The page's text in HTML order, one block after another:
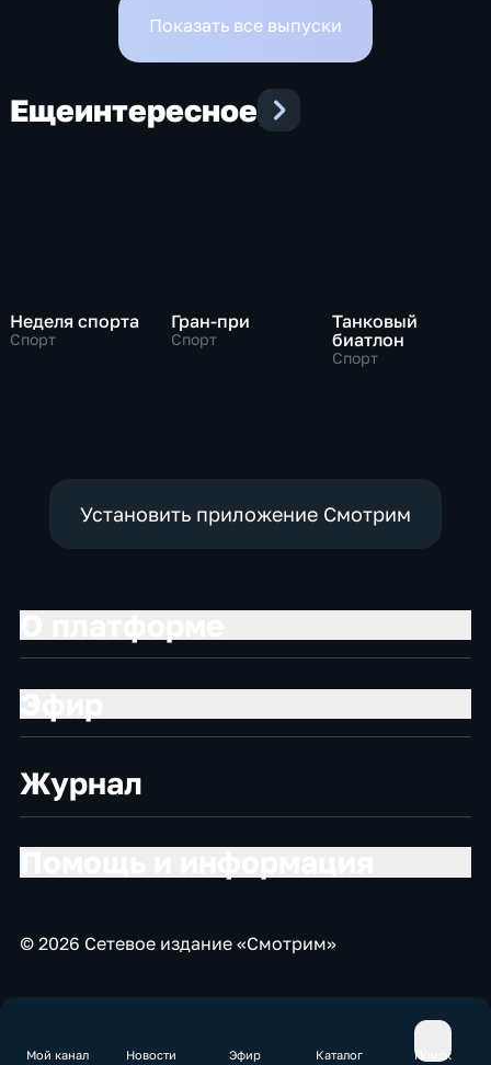
Мой канал Новости Эфир Каталог Поиск
Показать все выпуски
Ещеинтересное
Неделя спорта
Спорт
Гран-при
Спорт
Танковый
биатлон
Спорт
Установить приложение Смотрим
Журнал
© 2026 Сетевое издание «Смотрим»